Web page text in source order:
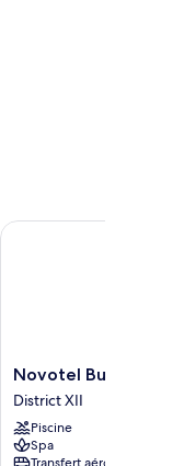
Novotel
Budapest
City
District
XII
Novotel Budapest
District XII
Piscine
Spa
Novotel Budapest City